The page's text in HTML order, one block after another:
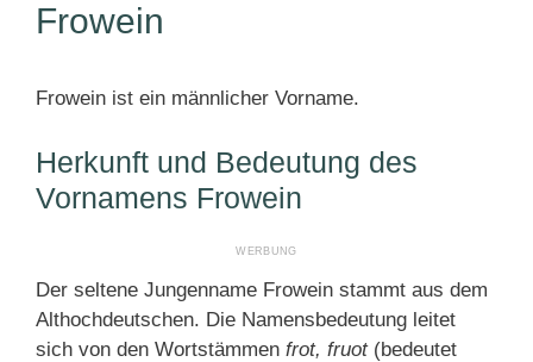
Frowein
Frowein ist ein männlicher Vorname.
Herkunft und Bedeutung des
Vornamens Frowein
Der seltene Jungenname Frowein stammt aus dem
Althochdeutschen. Die Namensbedeutung leitet
sich von den Wortstämmen frot, fruot(bedeutet